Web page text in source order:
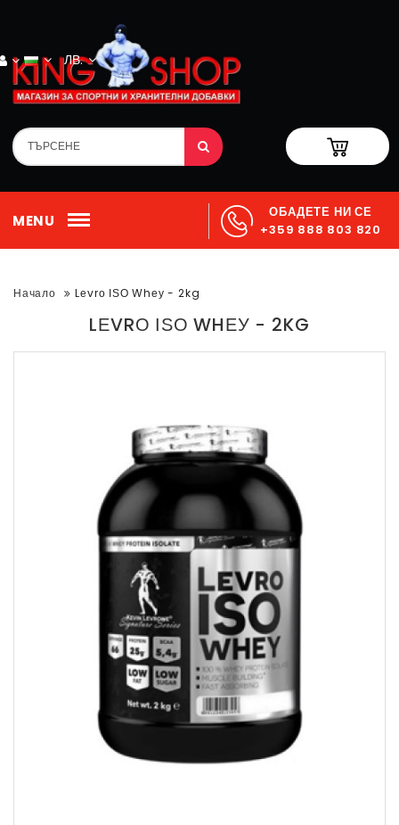
MENU
ЛВ.
ОБАДЕТЕ НИ СЕ
+359 888 803 820
Начало Lеvrо ІЅО Whеу - 2kg
LЕVRО ІЅО WHЕУ - 2KG